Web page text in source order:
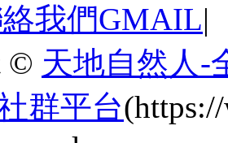
我們GMAIL|
© 天地自然人-
群平台